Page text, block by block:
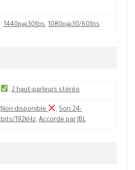
1440p@30fps, 1080p@30/60fps
,2 haut-parleurs stéréo
Non disponible ,Son 24-
bits/192kHz, Accordé par JBL